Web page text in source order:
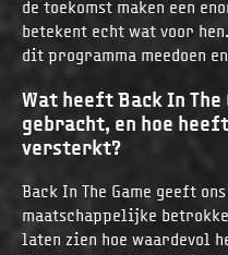
de toekomst maken een
betekent echt wat voor
dit programma meedoen
Wat heeft Back In
gebracht, en hoe
versterkt?
Back In The Game geeft
maatschappelijke
laten zien hoe waardevol